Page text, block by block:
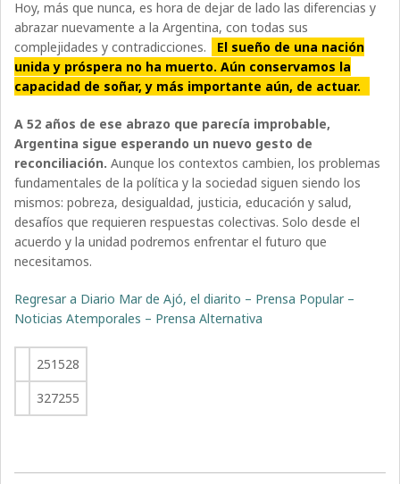
Hoy, más que nunca, es hora de dejar de lado las diferencias y
abrazar nuevamente a la Argentina, con todas sus
complejidades y contradicciones.
El sueño de una nación
unida y próspera no ha muerto. Aún conservamos la
capacidad de soñar, y más importante aún, de actuar.
A 52 años de ese abrazo que parecía improbable,
Argentina sigue esperando un nuevo gesto de
reconciliación. Aunque los contextos cambien, los problemas
fundamentales de la política y la sociedad siguen siendo los
mismos: pobreza, desigualdad, justicia, educación y salud,
desafíos que requieren respuestas colectivas. Solo desde el
acuerdo y la unidad podremos enfrentar el futuro que
necesitamos.
Regresar a Diario Mar de Ajó, el diarito – Prensa Popular –
Noticias Atemporales – Prensa Alternativa
251528
327255